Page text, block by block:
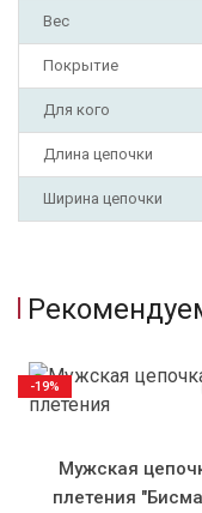
Вес
Покрытие
Для кого
Длина цепочки
Ширина цепочки
Мужская
плетения
-19%